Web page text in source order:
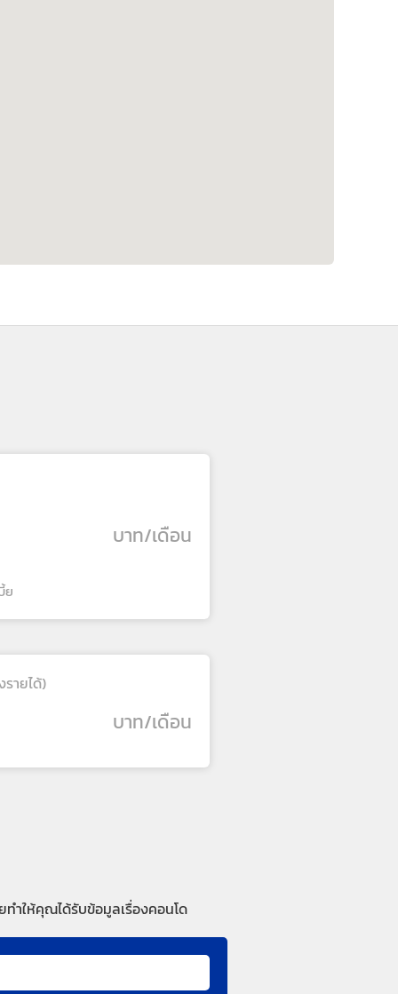
บาท/เดือน
ย
ายได้)
บาท/เดือน
ำให้คุณได้รับข้อมูลเรื่องคอนโด